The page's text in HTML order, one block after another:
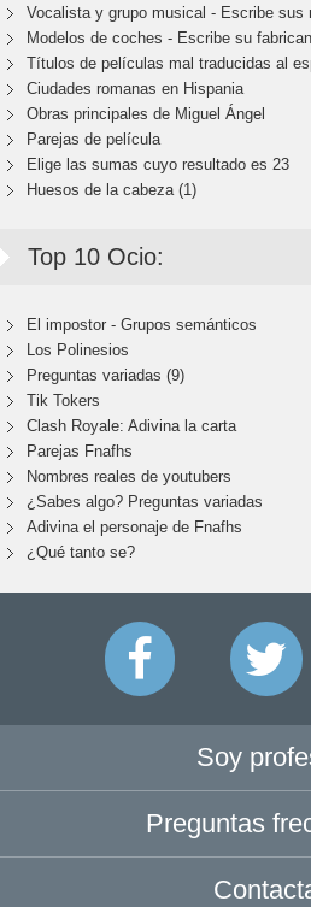
Vocalista y grupo musical - Escribe sus
Modelos de coches - Escribe su
Títulos de películas mal traducidas al
Ciudades romanas en Hispania
Obras principales de Miguel Ángel
Parejas de película
Elige las sumas cuyo resultado es 23
Huesos de la cabeza (1)
Top 10 Ocio:
El impostor - Grupos semánticos
Los Polinesios
Preguntas variadas (9)
Tik Tokers
Clash Royale: Adivina la carta
Parejas Fnafhs
Nombres reales de youtubers
¿Sabes algo? Preguntas variadas
Adivina el personaje de Fnafhs
¿Qué tanto se?
Soy
Preguntas